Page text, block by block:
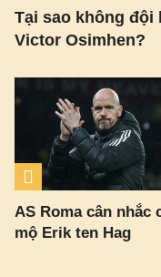
Tại sao không đội
Victor Osimhen?
AS Roma cân nhắc
mộ Erik ten Hag